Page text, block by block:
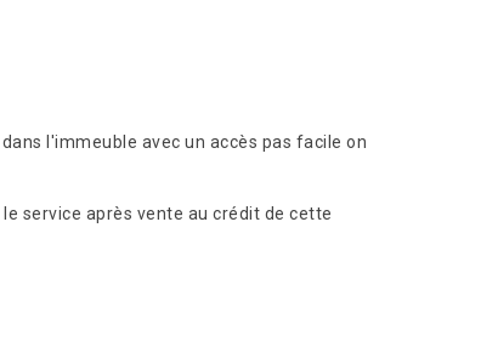
l'immeuble avec un accès pas facile on
service après vente au crédit de cette